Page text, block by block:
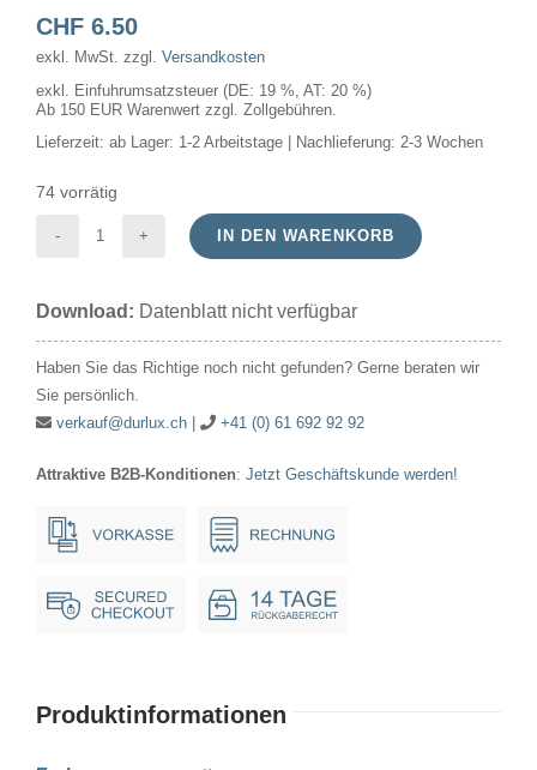
CHF6.50
exkl. MwSt. zzgl. Versandkosten
exkl. Einfuhrumsatzsteuer (DE: 19 %, AT: 20 %)
Ab 150 EUR Warenwert zzgl. Zollgebühren.
Lieferzeit: ab Lager: 1-2 Arbeitstage | Nachlieferung: 2-3 Wochen
74 vorrätig
Zier-/Tropfen
60W
E27
matt
IN DEN WARENKORB
Download: Datenblatt nicht verfügbar
Haben Sie das Richtige noch nicht gefunden? Gerne beraten wir
Sie persönlich.
verkauf@durlux.ch| +41 (0) 61 692 92 92
Attraktive B2B-Konditionen: Jetzt Geschäftskunde werden!
Produktinformationen